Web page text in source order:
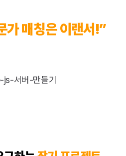
가 매칭은 이랜서!”